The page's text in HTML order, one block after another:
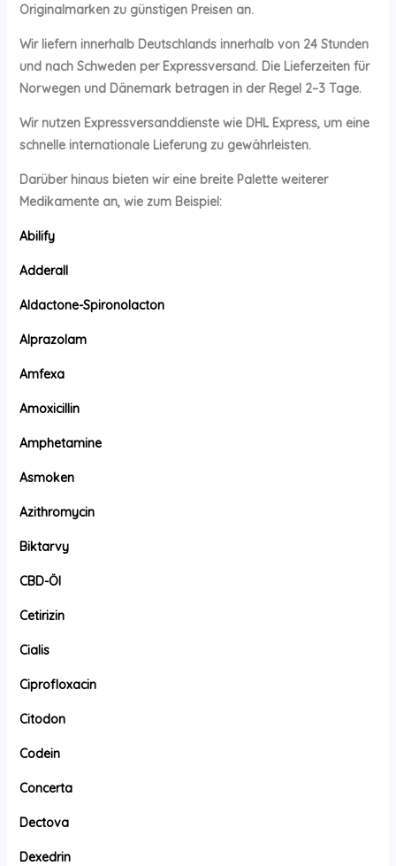
Originalmarken zu günstigen Preisen an.
Wir liefern innerhalb Deutschlands innerhalb von 24 Stunden
und nach Schweden per Expressversand. Die Lieferzeiten für
Norwegen und Dänemark betragen in der Regel 2–3 Tage.
Wir nutzen Expressversanddienste wie DHL Express, um eine
schnelle internationale Lieferung zu gewährleisten.
Darüber hinaus bieten wir eine breite Palette weiterer
Medikamente an, wie zum Beispiel:
Abilify
Adderall
Aldactone-Spironolacton
Alprazolam
Amfexa
Amoxicillin
Amphetamine
Asmoken
Azithromycin
Biktarvy
CBD-Öl
Cetirizin
Cialis
Ciprofloxacin
Citodon
Codein
Concerta
Dectova
Dexedrin